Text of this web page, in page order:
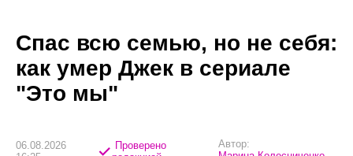
Спас всю семью, но не себя:
как умер Джек в сериале
"Это мы"
06.08.2026
Проверено
Автор: